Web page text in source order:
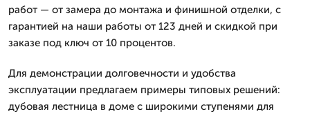
работ — от замера до монтажа и финишной отделки, с
гарантией на наши работы от 123 дней и скидкой при
заказе под ключ от 10 процентов.
Для демонстрации долговечности и удобства
эксплуатации предлагаем примеры типовых решений:
дубовая лестница в доме с широкими ступенями для